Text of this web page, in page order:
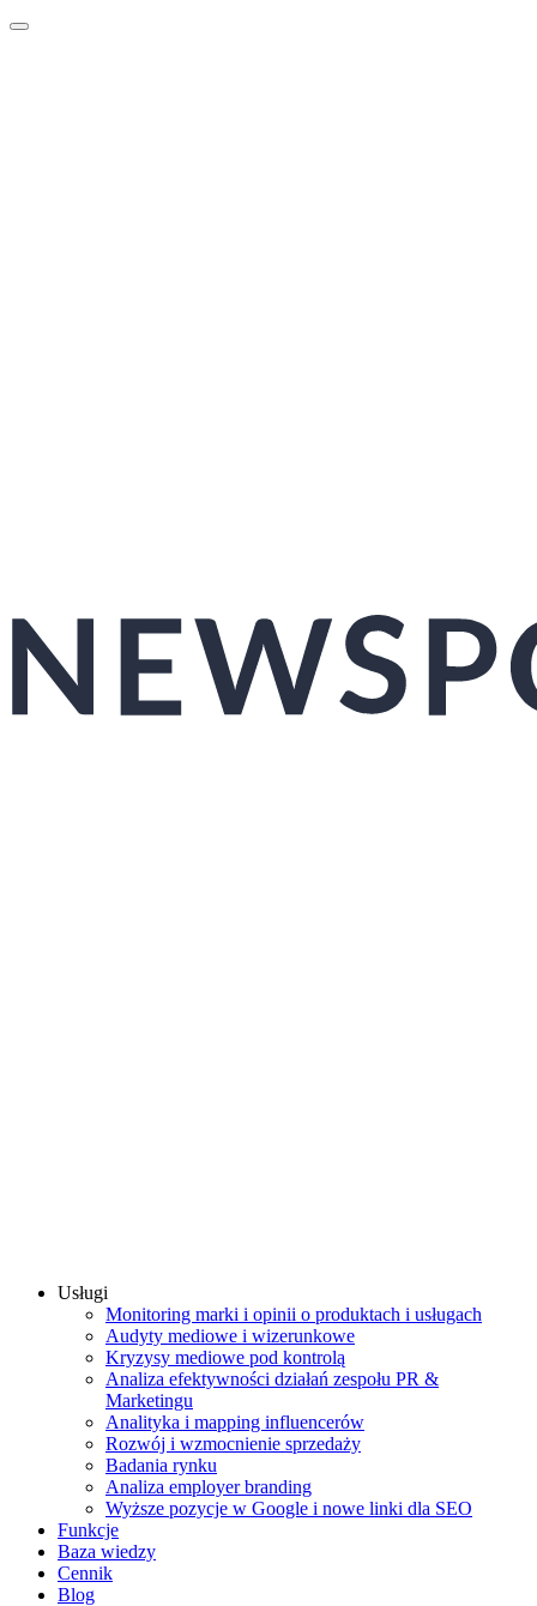
Usługi
Monitoring marki i opinii o produktach i usługach
Audyty mediowe i wizerunkowe
Kryzysy mediowe pod kontrolą
Analiza efektywności działań zespołu PR &
Marketingu
Analityka i mapping influencerów
Rozwój i wzmocnienie sprzedaży
Badania rynku
Analiza employer branding
Wyższe pozycje w Google i nowe linki dla SEO
Funkcje
Baza wiedzy
Cennik
Blog